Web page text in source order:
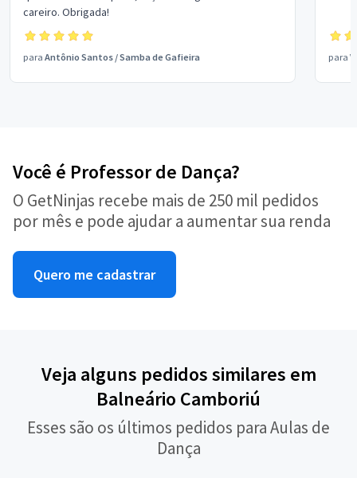
careiro. Obrigada!
para Antônio Santos /Samba de Gafieira para
Você é Professor de Dança?
O GetNinjas recebe mais de 250 mil pedidos
por mês e pode ajudar a aumentar sua renda
Quero me cadastrar
Veja alguns pedidos similares em
Balneário Camboriú
Esses são os últimos pedidos para Aulas de
Dança